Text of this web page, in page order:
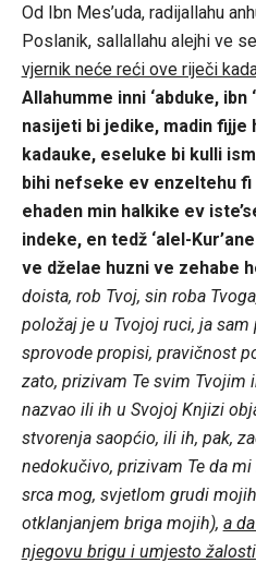
Od Ibn Mes’uda, radijallahu
Poslanik, sallallahu alejhi ve
vjernik neće reći ove riječi
Allahumme inni ‘abduke, ibn
nasijeti bi jedike, madin fijje
kadauke, eseluke bi kulli
bihi nefseke ev enzeltehu fi
ehaden min halkike ev
indeke, en tedž ‘alel-
ve dželae huzni ve zehabe
doista, rob Tvoj, sin roba
položaj je u Tvojoj ruci, ja
sprovode propisi, pravičnost
zato, prizivam Te svim Tvojim
nazvao ili ih u Svojoj Knjizi
stvorenja saopćio, ili ih, pak,
nedokučivo, prizivam Te da
srca mog, svjetlom grudi
otklanjanjem briga mojih), a
njegovu brigu i umjesto